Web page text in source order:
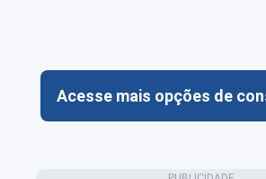
Acesse mais opções de